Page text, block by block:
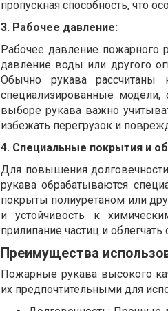
пропускная способность, что
3. Рабочее давление:
Рабочее давление пожарного
давление воды или другого
Обычно рукава
специализированные
выборе рукава важно
избежать перегрузок и
4. Специальные покрытия и
Для повышения
рукава обрабатываются
покрыты полиуретаном или
и устойчивость к
прилипание частиц и
Преимущества
Пожарные рукава высокого
их предпочтительными для